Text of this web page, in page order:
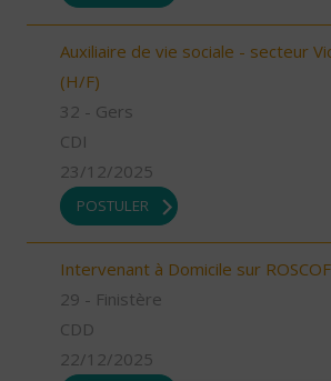
Auxiliaire de vie sociale - secteur
(H/F)
32 - Gers
CDI
23/12/2025
POSTULER
Intervenant à Domicile sur
29 - Finistère
CDD
22/12/2025